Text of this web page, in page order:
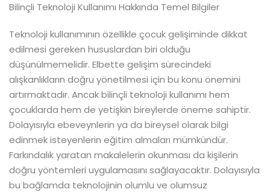
Bilinçli Teknoloji Kullanımı Hakkında Temel Bilgiler
Teknoloji kullanımının özellikle çocuk gelişiminde dikkat
edilmesi gereken hususlardan biri olduğu
düşünülmemelidir. Elbette gelişim sürecindeki
alışkanlıkların doğru yönetilmesi için bu konu önemini
artırmaktadır. Ancak bilinçli teknoloji kullanımı hem
çocuklarda hem de yetişkin bireylerde öneme sahiptir.
Dolayısıyla ebeveynlerin ya da bireysel olarak bilgi
edinmek isteyenlerin eğitim almaları mümkündür.
Farkındalık yaratan makalelerin okunması da kişilerin
doğru yöntemleri uygulamasını sağlayacaktır. Dolayısıyla
bu bağlamda teknolojinin olumlu ve olumsuz